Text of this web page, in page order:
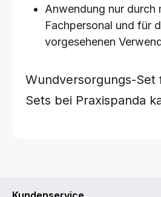
Anwendung nur durch
Fachpersonal und für
vorgesehenen
Wundversorgungs-Set
Sets bei Praxispanda